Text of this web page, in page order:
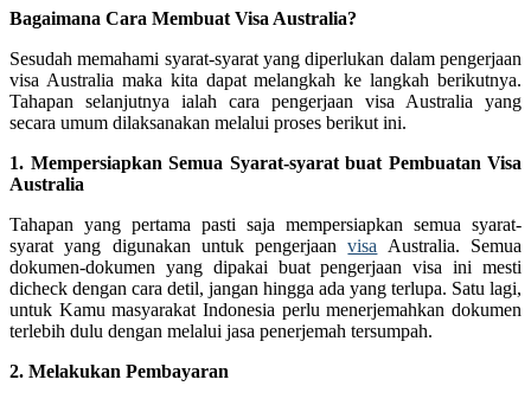
Bagaimana Cara Membuat Visa Australia?
Sesudah memahami syarat-syarat yang diperlukan dalam pengerjaan
visa Australia maka kita dapat melangkah ke langkah berikutnya.
Tahapan selanjutnya ialah cara pengerjaan visa Australia yang
secara umum dilaksanakan melalui proses berikut ini.
1. Mempersiapkan Semua Syarat-syarat buat Pembuatan Visa
Australia
Tahapan yang pertama pasti saja mempersiapkan semua syarat-
syarat yang digunakan untuk pengerjaanvisa Australia. Semua
dokumen-dokumen yang dipakai buat pengerjaan visa ini mesti
dicheck dengan cara detil, jangan hingga ada yang terlupa. Satu lagi,
untuk Kamu masyarakat Indonesia perlu menerjemahkan dokumen
terlebih dulu dengan melalui jasa penerjemah tersumpah.
2. Melakukan Pembayaran